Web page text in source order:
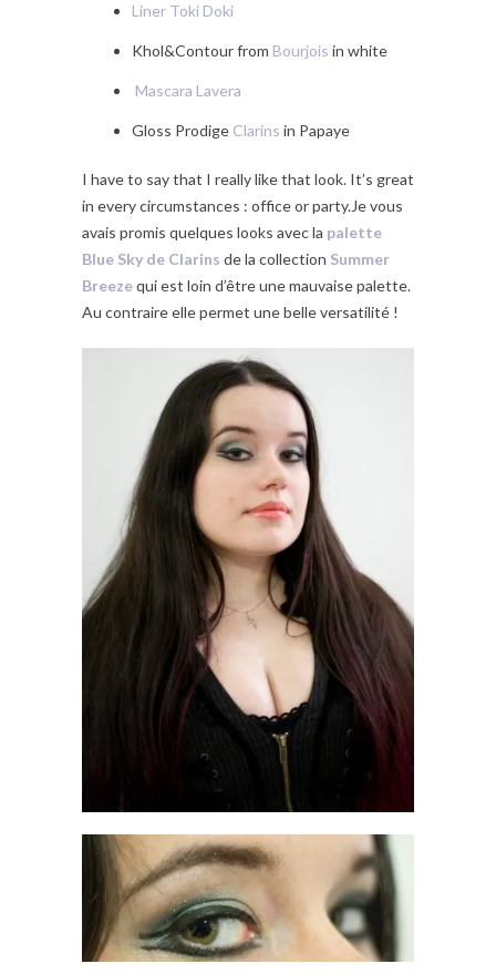
Liner Toki Doki
Khol&Contour from Bourjois in white
Mascara Lavera
Gloss Prodige Clarins in Papaye
I have to say that I really like that look. It’s great
in every circumstances : office or party.Je vous
avais promis quelques looks avec la palette
Blue Sky de Clarins de la collection Summer
Breezequi est loin d’être une mauvaise palette.
Au contraire elle permet une belle versatilité !